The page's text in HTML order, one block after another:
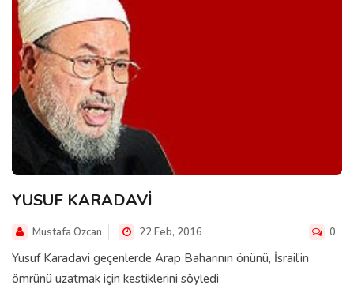
YUSUF KARADAVİ
Mustafa Ozcan 22 Feb, 2016 0
Yusuf Karadavi geçenlerde Arap Baharının önünü, İsrail’in
ömrünü uzatmak için kestiklerini söyledi